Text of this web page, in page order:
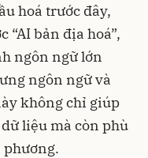
hoá trước đây,
“AI bản địa hoá”,
ngôn ngữ lớn
ngôn ngữ và
không chỉ giúp
liệu mà còn phù